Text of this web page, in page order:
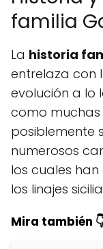
familia
La historia
entrelaza con
evolución a lo
como
posiblemente
numerosos
los cuales
los linajes
Mira también